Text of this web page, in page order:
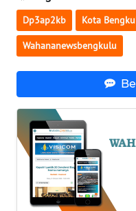
Dp3ap2kb Kota
Wahananewsbengkulu
WN
NUSANTARA
JOGJA
WN
JATIM
WN
BALI